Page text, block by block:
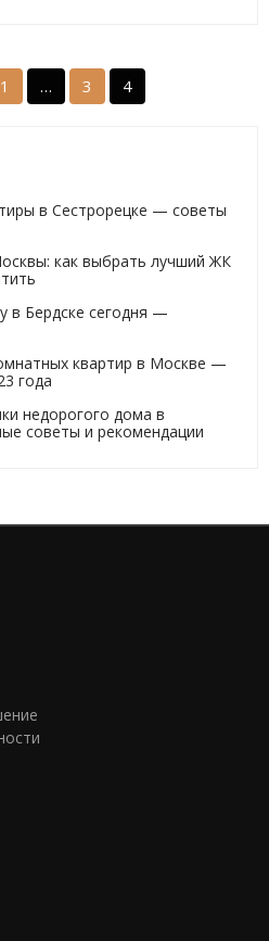
1 … 3 4
в Сестрорецке — советы
как выбрать лучший ЖК
в Бердске сегодня —
квартир в Москве —
года
недорогого дома в
советы и рекомендации